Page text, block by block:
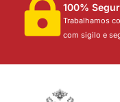
100%
Trabalhamos
com sigilo e